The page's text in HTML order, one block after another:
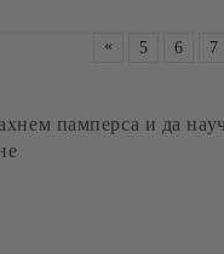
« 5 6 7
и напреднали